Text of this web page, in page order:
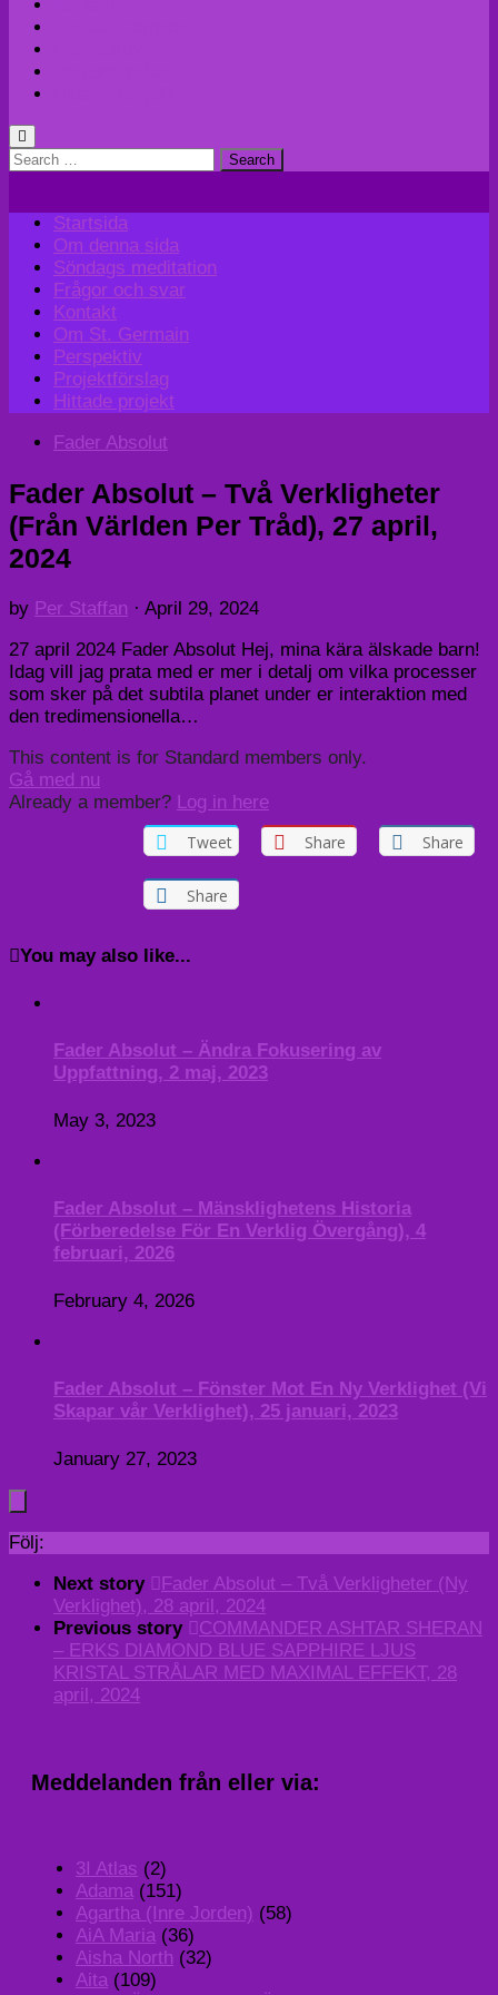
Search
Startsida
Om denna sida
Söndags meditation
Frågor och svar
Kontakt
Om St. Germain
Perspektiv
Projektförslag
Hittade projekt
Fader Absolut
Fader Absolut – Två Verkligheter
(Från Världen Per Tråd), 27 april,
2024
by Per Staffan · April 29, 2024
27 april 2024 Fader Absolut Hej, mina kära älskade barn!
Idag vill jag prata med er mer i detalj om vilka processer
som sker på det subtila planet under er interaktion med
den tredimensionella…
This content is for Standard members only.
Gå med nu
Already a member? Log in here
Tweet
Share Share
Share
You may also like...
Fader Absolut – Ändra Fokusering av
Uppfattning, 2 maj, 2023
May 3, 2023
Fader Absolut – Mänsklighetens Historia
(Förberedelse För En Verklig Övergång), 4
februari, 2026
February 4, 2026
Fader Absolut – Fönster Mot En Ny Verklighet (Vi
Skapar vår Verklighet), 25 januari, 2023
January 27, 2023
Följ:
Next story
Fader Absolut – Två Verkligheter (Ny
Verklighet), 28 april, 2024
Previous story
COMMANDER ASHTAR SHERAN
– ERKS DIAMOND BLUE SAPPHIRE LJUS
KRISTAL STRÅLAR MED MAXIMAL EFFEKT, 28
april, 2024
Meddelanden från eller via:
3I Atlas (2)
Adama (151)
Agartha (Inre Jorden) (58)
AiA Maria (36)
Aisha North (32)
Aita (109)